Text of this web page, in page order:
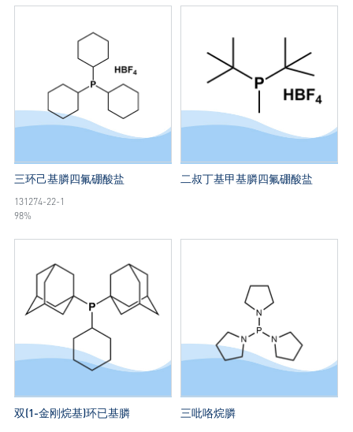
三环己基膦四氟硼酸盐
131274-22-1
98%
二叔丁基甲基膦四氟硼酸盐
双(1-金刚烷基)环已基膦 三吡咯烷膦